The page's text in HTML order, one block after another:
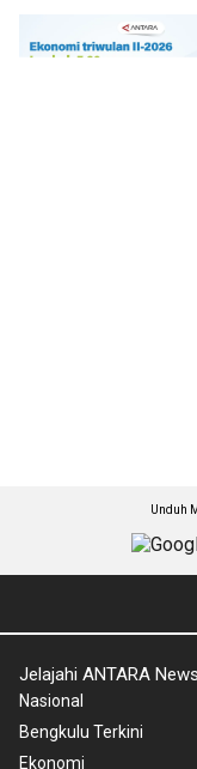
Unduh
Jelajahi ANTARA
Nasional
Bengkulu Terkini
Ekonomi